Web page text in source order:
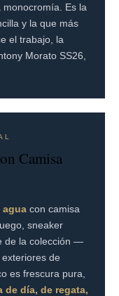
Es la
y la que más
el trabajo, la
Morato SS26,
Camisa
agua con camisa
sneaker
de la colección —
de
es frescura pura,
de día, de regata,